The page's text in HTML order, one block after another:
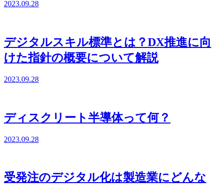
2023.09.28
デジタルスキル標準とは？DX推進に向
けた指針の概要について解説
2023.09.28
ディスクリート半導体って何？
2023.09.28
受発注のデジタル化は製造業にどんな